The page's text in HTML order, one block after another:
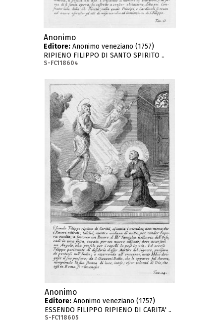
Anonimo
Editore:Anonimo veneziano (1757)
RIPIENO FILIPPO DI SANTO SPIRITO ..
S-FC118604
Anonimo
Editore:Anonimo veneziano (1757)
ESSENDO FILIPPO RIPIENO DI CARITA' ..
S-FC118605